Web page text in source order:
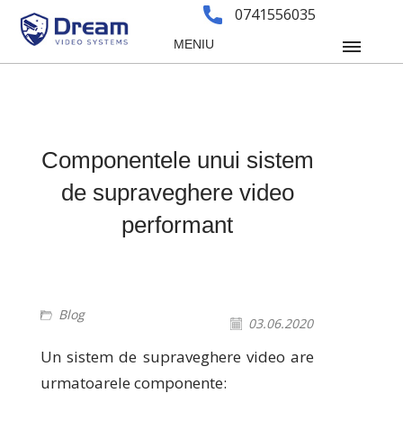
0741556035
MENIU
Componentele unui sistem
de supraveghere video
performant
Blog
03.06.2020
Un sistem de supraveghere video are
urmatoarele componente: